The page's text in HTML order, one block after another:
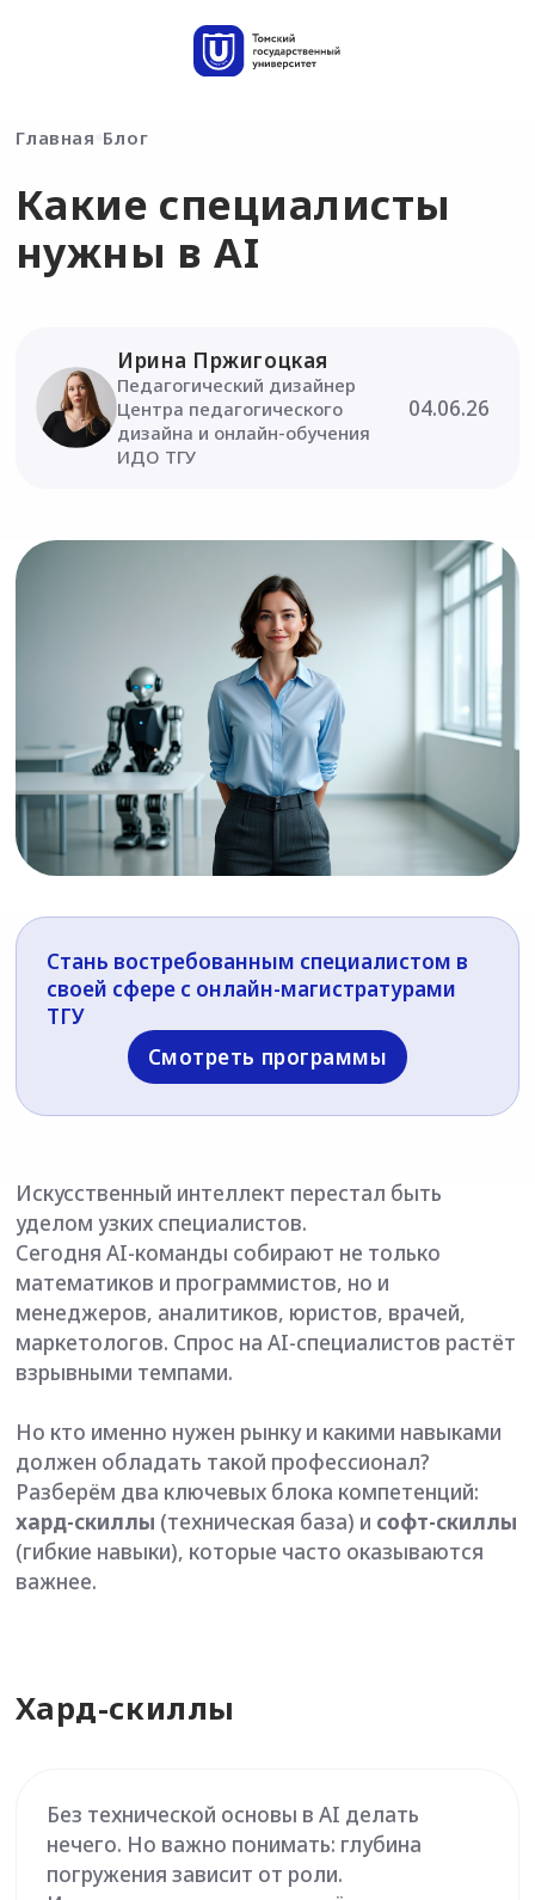
Какие специалисты
нужны в AI
Главная Блог
Педагогический дизайнер
Центра педагогического
дизайна и онлайн-обучения
ИДО ТГУ
ТГУ
Смотреть программы
Искусственный интеллект перестал быть
математиков и программистов, но и
менеджеров, аналитиков, юристов, врачей,
маркетологов. Спрос на AI-специалистов растёт
взрывными темпами.
Но кто именно нужен рынку и какими навыками
должен обладать такой профессионал?
хард-скиллы(техническая база) исофт-скиллы
(гибкие навыки), которые часто оказываются
важнее.
Хард-скиллы
Без технической основы в AI делать
нечего. Но важно понимать: глубина
математика, а отраслевому эксперту —
базовые компетенции.